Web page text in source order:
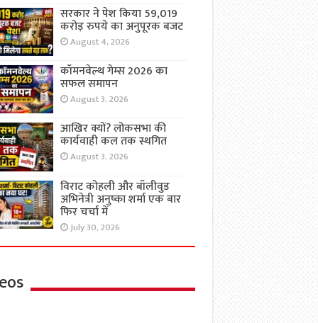
सरकार ने पेश किया 59,019
करोड़ रुपये का अनुपूरक बजट
August 4, 2026
कॉमनवेल्थ गेम्स 2026 का
सफल समापन
August 3, 2026
आखिर क्यों? लोकसभा की
कार्यवाही कल तक स्थगित
August 3, 2026
विराट कोहली और बॉलीवुड
अभिनेत्री अनुष्का शर्मा एक बार
फिर चर्चा में
July 30, 2026